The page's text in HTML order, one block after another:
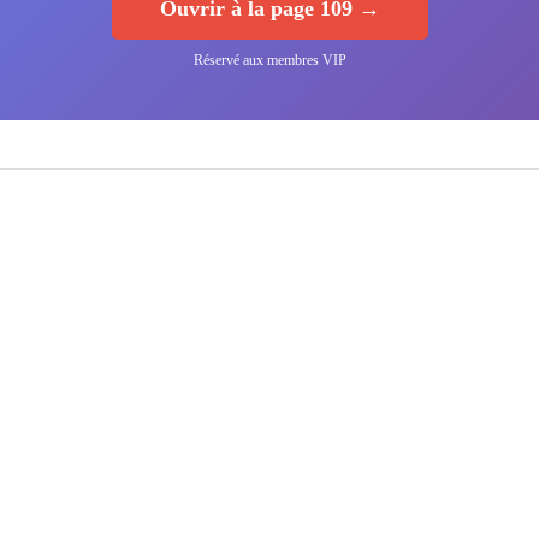
Ouvrir à la page 109 →
Réservé aux membres VIP